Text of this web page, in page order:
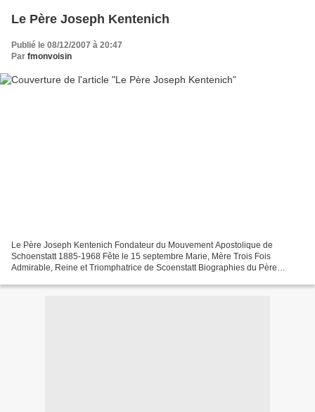
Le Père Joseph Kentenich
Publié le 08/12/2007 à 20:47
Par fmonvoisin
Le Père Joseph Kentenich Fondateur du Mouvement Apostolique de
Schoenstatt 1885-1968 Fête le 15 septembre Marie, Mère Trois Fois
Admirable, Reine et Triomphatrice de Scoenstatt Biographies du Père
http://spiritualitechretienne.blog4ever.com/blog/lirarticle-83937-